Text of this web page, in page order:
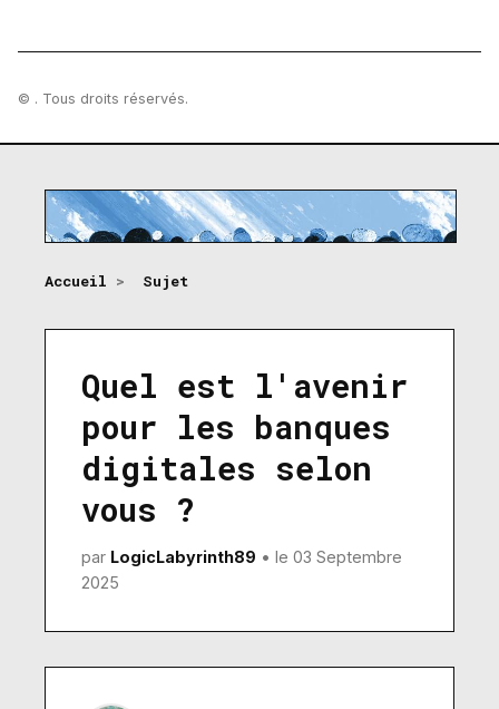
© . Tous droits réservés.
Accueil > Sujet
Quel est l'avenir
pour les banques
digitales selon
vous ?
par LogicLabyrinth89 • le 03 Septembre
2025